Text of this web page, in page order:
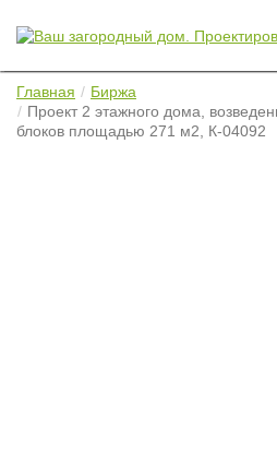
Главная
Биржа
Проект 2 этажного дома,
блоков площадью 271 м2, К-04092